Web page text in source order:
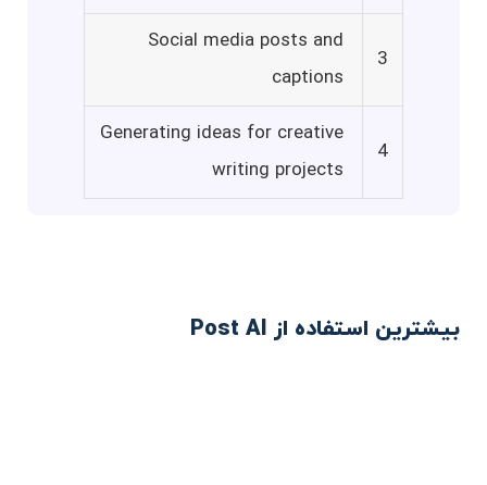
3
Social media posts and
captions
4
Generating ideas for creative
writing projects
بیشترین استفاده از Post AI